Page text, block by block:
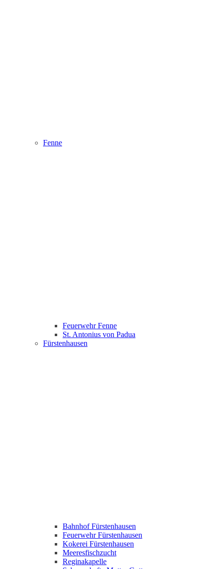
Fenne
Feuerwehr Fenne
St. Antonius von Padua
Fürstenhausen
Bahnhof Fürstenhausen
Feuerwehr Fürstenhausen
Kokerei Fürstenhausen
Meeresfischzucht
Reginakapelle